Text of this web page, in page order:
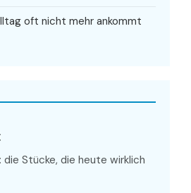
oft nicht mehr ankommt
die Stücke, die heute wirklich